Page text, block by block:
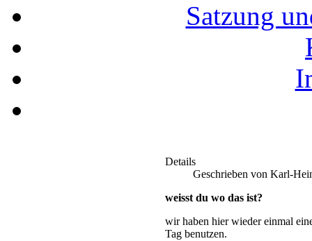
Satzung
Details
Geschrieben von Karl-
weisst du wo das ist?
wir haben hier wieder einmal
Tag benutzen.